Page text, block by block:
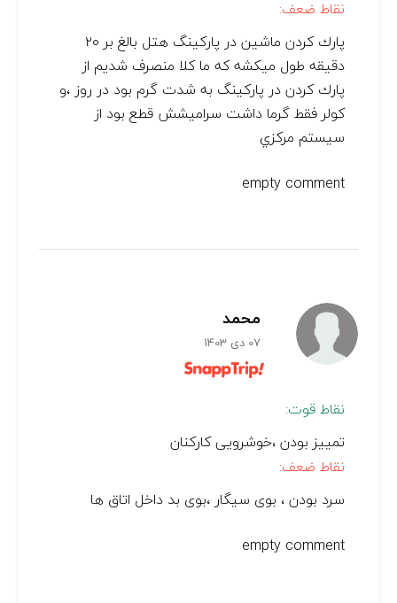
نقاط ضعف:
پارك كردن ماشين در پاركينگ هتل بالغ بر ٢٠
دقيقه طول ميكشه كه ما كلا منصرف شديم از
پارك كردن در پاركينگ به شدت گرم بود در روز ،و
كولر فقط گرما داشت سراميشش قطع بود از
سيستم مركزي
empty comment
محمد
07 دی 1403
نقاط قوت:
تمییز بودن ،خوشرویی کارکنان
نقاط ضعف:
سرد بودن ، بوی سیگار ،بوی بد داخل اتاق ها
empty comment